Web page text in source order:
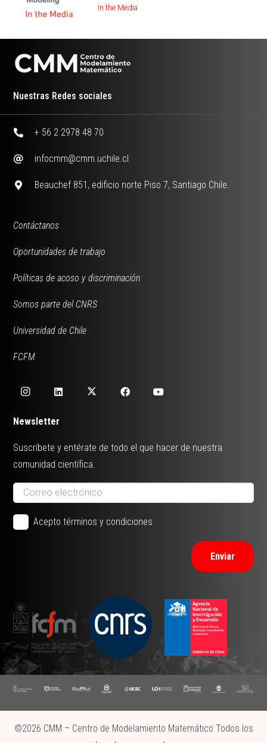
In the Media
Nuestras Redes sociales
+ 56 2 2978 48 70
infocmm@cmm.uchile.cl
Beauchef 851, edificio norte Piso 7, Santiago Chile.
Contáctanos
Oportunidades de trabajo
Políticas de acoso y discriminación
Somos parte del CNRS
Universidad de Chile
FCFM
Newsletter
Suscríbete y entérate de todo el que hacer de nuestra
comunidad científica.
Acepto términos y condiciones
Enviar
©2026 CMM – Centro de Modelamiento Matemático Todos los